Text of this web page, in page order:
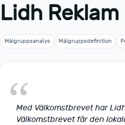
Lidh Reklam
Målgruppsanalys Målgruppsdefinition
Med Välkomstbrevet har
Välkomstbrevet får den